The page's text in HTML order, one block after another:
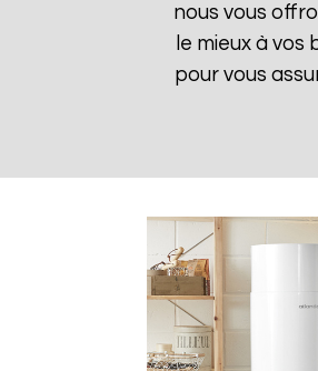
nous vous
le mieux à
pour vous